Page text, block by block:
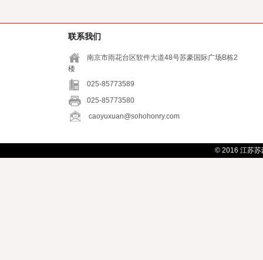
联系我们
南京市雨花台区软件大道48号苏豪国际广场B栋2
楼
025-85773589
025-85773580
caoyuxuan@sohohonry.com
© 2016 江苏